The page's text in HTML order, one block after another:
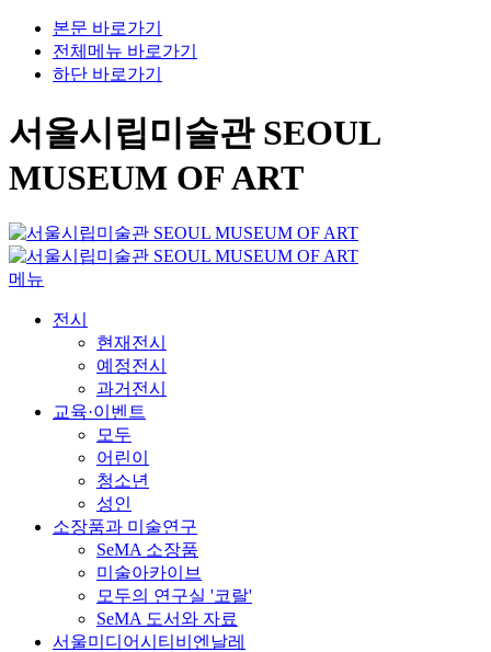
본문 바로가기
전체메뉴 바로가기
하단 바로가기
서울시립미술관 SEOUL
MUSEUM OF ART
메뉴
전시
현재전시
예정전시
과거전시
교육·이벤트
모두
어린이
청소년
성인
소장품과 미술연구
SeMA 소장품
미술아카이브
모두의 연구실 '코랄'
SeMA 도서와 자료
서울미디어시티비엔날레